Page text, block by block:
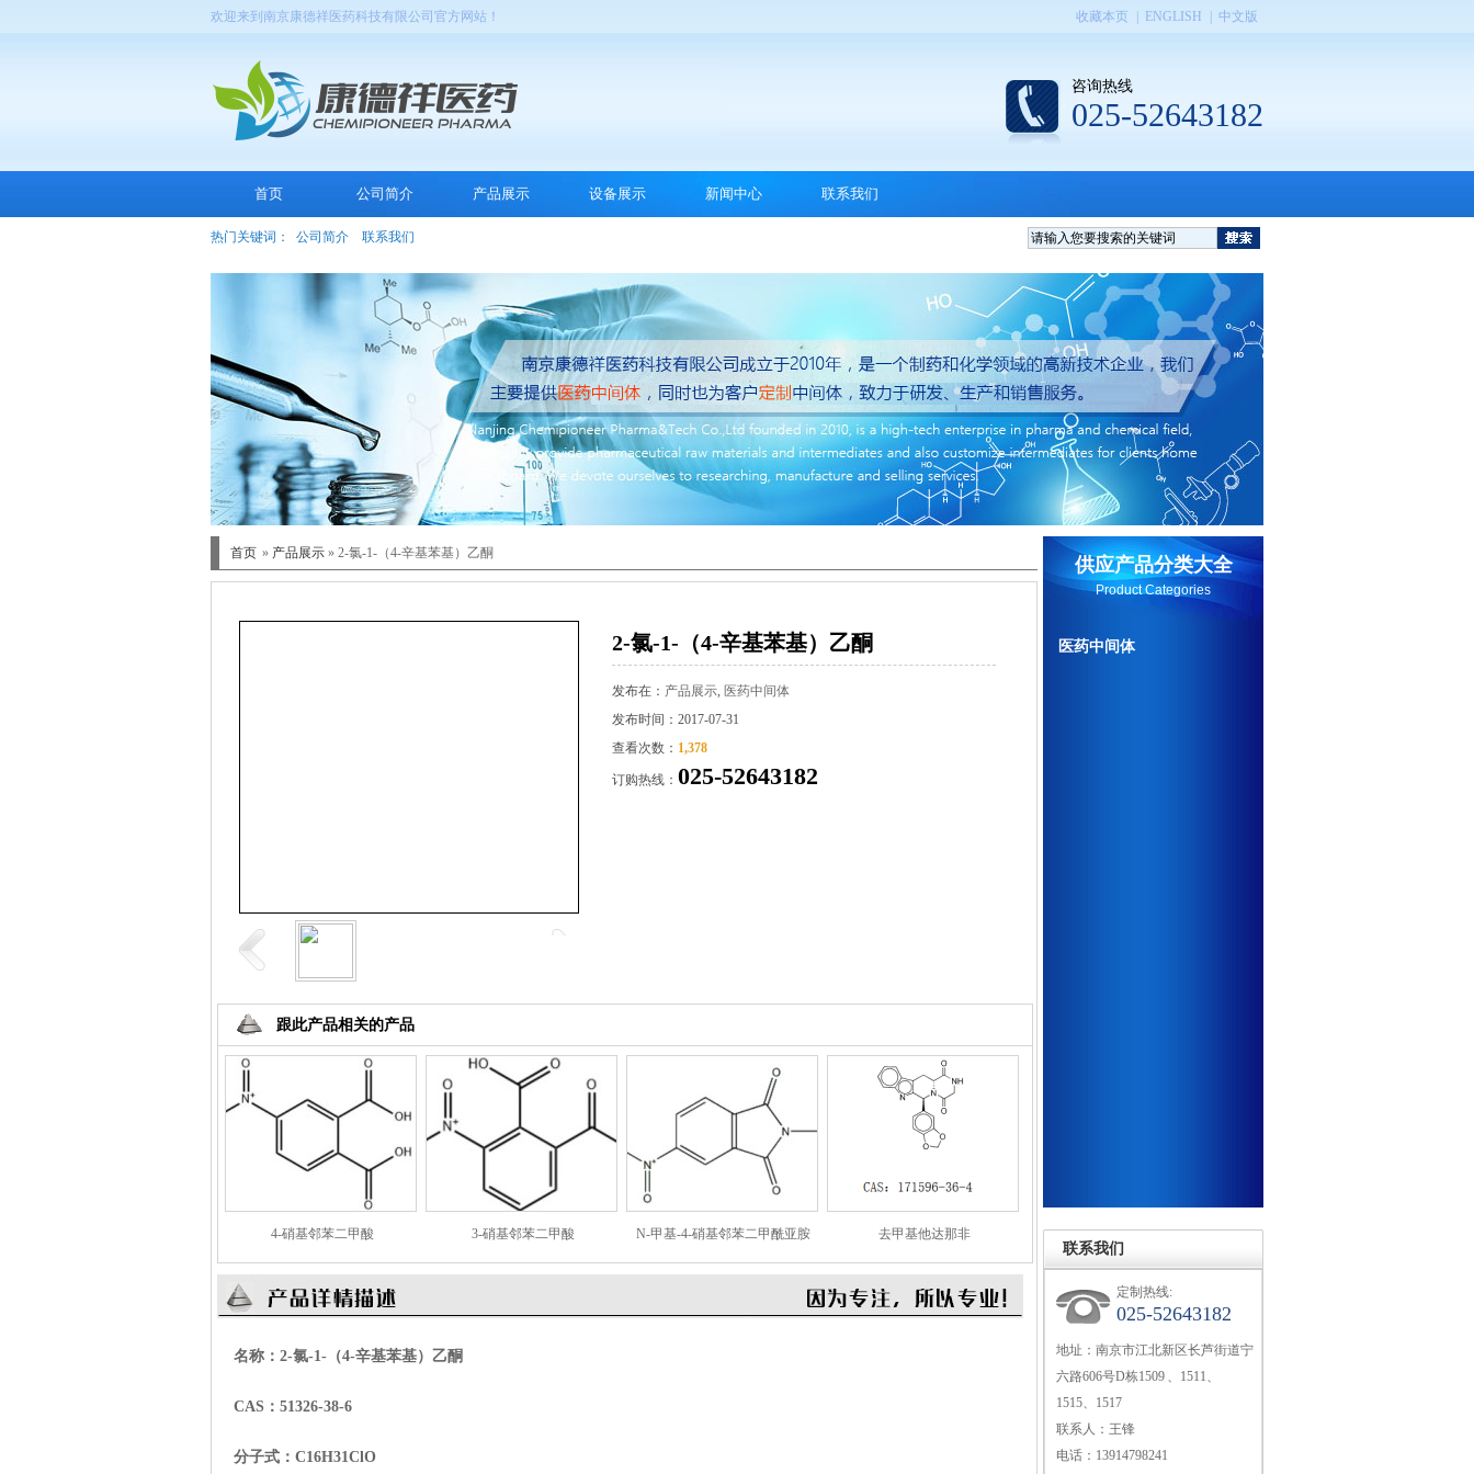
欢迎来到南京康德祥医药科技有限公司官方网站！ 收藏本页 ENGLISH 中文版
咨询热线
025-52643182
首页 公司简介 产品展示 设备展示 新闻中心 联系我们
热门关键词： 公司简介 联系我们
首页 » 产品展示 » 2-氯-1-（4-辛基苯基）乙酮
2-氯-1-（4-辛基苯基）乙酮
发布在： 产品展示, 医药中间体
发布时间：2017-07-31
查看次数： 1,378
订购热线： 025-52643182
跟此产品相关的产品
4-硝基邻苯二甲酸 3-硝基邻苯二甲酸 N-甲基-4-硝基邻苯二甲酰亚胺 去甲基他达那非
名称：2-氯-1-（4-辛基苯基）乙酮
CAS：51326-38-6
分子式：C16H31ClO
供应产品分类大全
Product Categories
医药中间体
联系我们
定制热线:
025-52643182
地址：南京市江北新区长芦街道宁
六路606号D栋1509 、1511、
1515、1517
联系人：王锋
电话：13914798241